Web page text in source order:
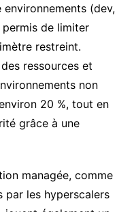
(dev,
de limiter
restreint.
ressources et
non
20 %, tout en
grâce à une
managée, comme
par les hyperscalers